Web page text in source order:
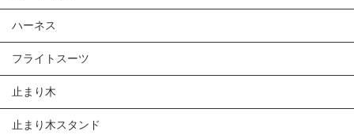
ハーネス
フライトスーツ
止まり木
止まり木スタンド